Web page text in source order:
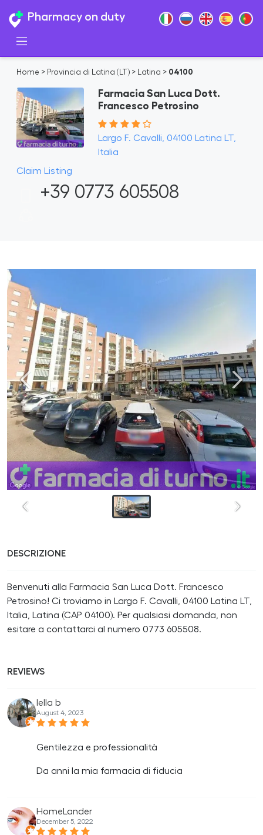
Pharmacy on duty
Home > Provincia di Latina (LT) > Latina > 04100
Farmacia San Luca Dott.
Francesco Petrosino
Largo F. Cavalli, 04100 Latina LT,
Italia
Claim Listing
+39 0773 605508
DESCRIZIONE
Benvenuti alla Farmacia San Luca Dott. Francesco
Petrosino! Ci troviamo in Largo F. Cavalli, 04100 Latina LT,
Italia, Latina (CAP 04100). Per qualsiasi domanda, non
esitare a contattarci al numero 0773 605508.
REVIEWS
lella b
August 4, 2023
Gentilezza e professionalità
Da anni la mia farmacia di fiducia
HomeLander
December 5, 2022